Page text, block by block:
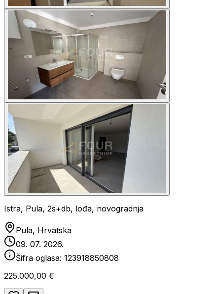
Istra, Pula, 2s+db, lođa, novogradnja
Pula, Hrvatska
09. 07. 2026.
Šifra oglasa: 123918850808
225.000,00 €